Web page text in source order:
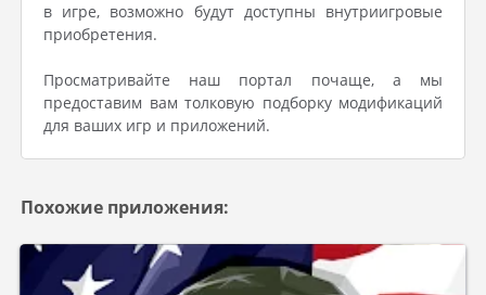
в игре, возможно будут доступны внутриигровые
приобретения.
Просматривайте наш портал почаще, а мы
предоставим вам толковую подборку модификаций
для ваших игр и приложений.
Похожие приложения: